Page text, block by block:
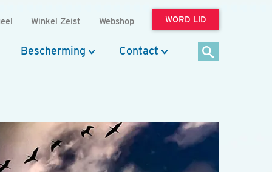
Winkel Zeist Webshop WORD LID
Bescherming Contact